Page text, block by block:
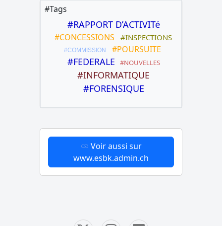
#Tags
#RAPPORT D’ACTIVITé
#CONCESSIONS #INSPECTIONS
#COMMISSION #POURSUITE
#FEDERALE #NOUVELLES
#INFORMATIQUE
#FORENSIQUE
Voir aussi sur
www.esbk.admin.ch